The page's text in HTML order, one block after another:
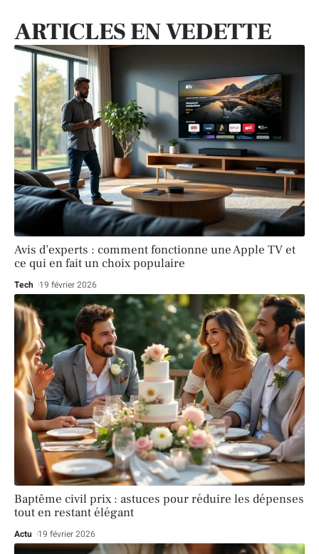
ARTICLES EN VEDETTE
Avis d’experts : comment fonctionne une Apple TV et
ce qui en fait un choix populaire
Tech 19 février 2026
Baptême civil prix : astuces pour réduire les dépenses
tout en restant élégant
Actu 19 février 2026